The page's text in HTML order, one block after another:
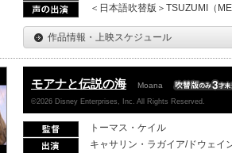
＜日本語吹替版＞TSUZUMI（
作品情報・上映スケジュール
モアナと伝説の海 Moana
©2026 Disney Enterprises, Inc. All Rights Reserved.
トーマス・ケイル
キャサリン・ラガイア/ドウェイ